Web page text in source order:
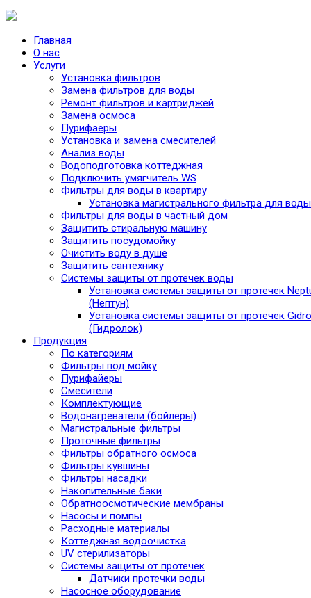
Главная
О нас
Услуги
Установка фильтров
Замена фильтров для воды
Ремонт фильтров и картриджей
Замена осмоса
Пурифаеры
Установка и замена смесителей
Анализ воды
Водоподготовка коттеджная
Подключить умягчитель WS
Фильтры для воды в квартиру
Установка магистрального фильтра для воды
Фильтры для воды в частный дом
Защитить стиральную машину
Защитить посудомойку
Очистить воду в душе
Защитить сантехнику
Системы защиты от протечек воды
Установка системы защиты от протечек
(Нептун)
Установка системы защиты от протечек
(Гидролок)
Продукция
По категориям
Фильтры под мойку
Пурифайеры
Смесители
Комплектующие
Водонагреватели (бойлеры)
Магистральные фильтры
Проточные фильтры
Фильтры обратного осмоса
Фильтры кувшины
Фильтры насадки
Накопительные баки
Обратноосмотические мембраны
Насосы и помпы
Расходные материалы
Коттеджная водоочистка
UV стерилизаторы
Системы защиты от протечек
Датчики протечки воды
Насосное оборудование